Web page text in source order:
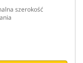
szerokość